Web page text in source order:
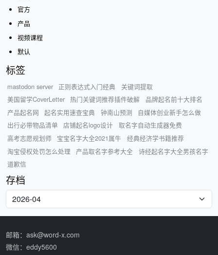
官方
产品
视频课程
默认
标签
mastodon server 正则表达式入门经典
关键词提取
美国留学CoverLetter
热门关键词推荐插件破解
品牌起名前十大排名
产品起名网
起名实用速查宝典 钟南山预测
自媒体创业新手怎么做
出行必带物品清单
店铺起名logo设计
取名字自动生成器免费
高考志愿规划师
宝宝名字大全2021属牛
经典经济学书籍推荐
淘宝侵权处罚怎么处理
产品取名字参考大全
诗经起名字大全男孩名字
道歉信
存档
邮箱：ask@word-x.com
微信：eddy5600